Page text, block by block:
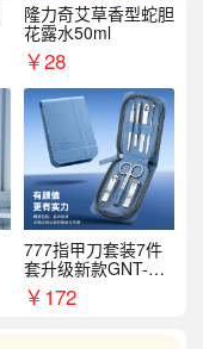
隆力奇艾草香型蛇胆
花露水50ml
￥28
777指甲刀套装7件
套升级新款GNT-PM
072
￥172